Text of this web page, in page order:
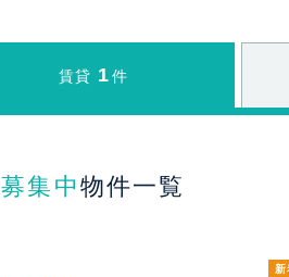
賃貸 1 件
募集中 物件一覧
新